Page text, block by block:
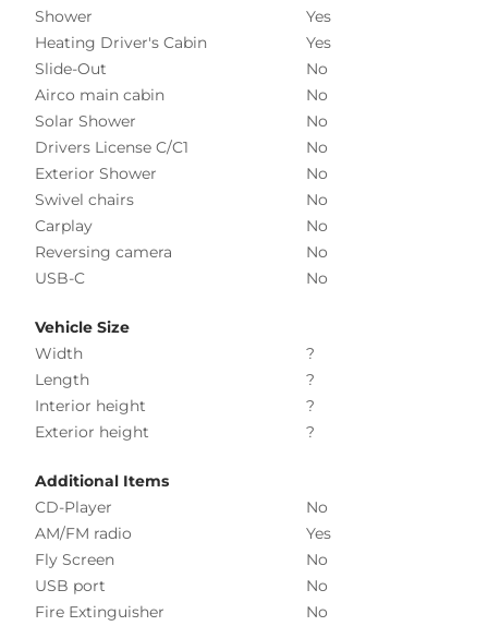
Shower
Yes
Heating Driver's Cabin
Yes
Slide-Out
No
Airco main cabin
No
Solar Shower
No
Drivers License C/C1
No
Exterior Shower
No
Swivel chairs
No
Carplay
No
Reversing camera
No
USB-C
No
Vehicle Size
Width
?
Length
?
Interior height
?
Exterior height
?
Additional Items
CD-Player
No
AM/FM radio
Yes
Fly Screen
No
USB port
No
Fire Extinguisher
No